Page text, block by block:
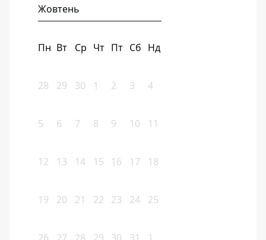
Жовтень
Пн Вт Ср Чт Пт Сб Нд
28 29 30 1 2 3 4
5 6 7 8 9 10 11
12 13 14 15 16 17 18
19 20 21 22 23 24 25